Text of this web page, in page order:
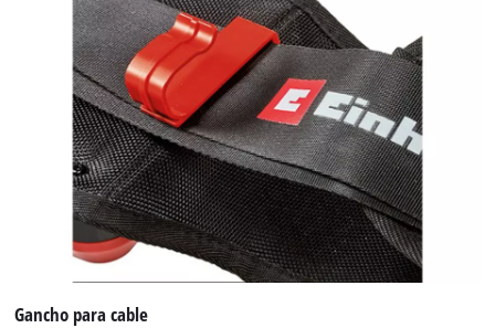
Gancho para cable